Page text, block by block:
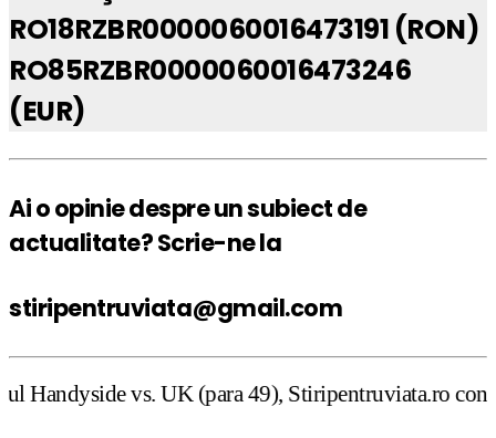
RO18RZBR0000060016473191 (RON)
RO85RZBR0000060016473246
(EUR)
Ai o opinie despre un subiect de
actualitate? Scrie-ne la
stiripentruviata@gmail.com
UK (para 49), Stiripentruviata.ro consideră că